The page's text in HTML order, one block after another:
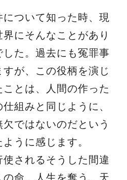
ついて知った時、現
にそんなことがあり
た。過去にも冤罪事
が、この役柄を演じ
とは、人間の作った
組みと同じように、
ではないのだという
うに感じます。
されるそうした間違
命、人生を奪う、天